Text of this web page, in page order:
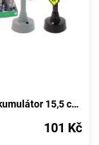
Radar na akumulátor 15,5 cm - Světelná signalizace
101 Kč